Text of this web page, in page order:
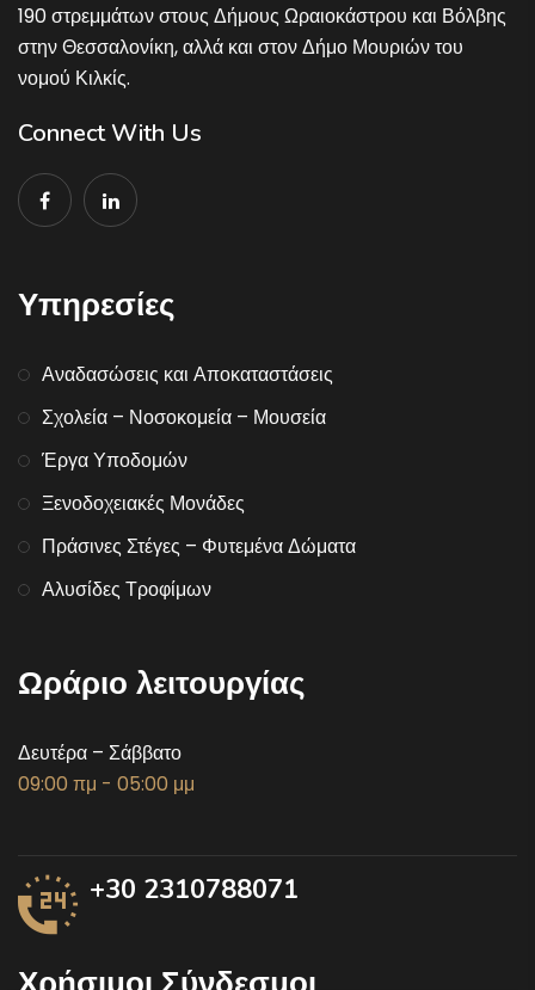
190 στρεμμάτων στους Δήμους Ωραιοκάστρου και Βόλβης
στην Θεσσαλονίκη, αλλά και στον Δήμο Μουριών του
νομού Κιλκίς.
Connect With Us
Υπηρεσίες
Αναδασώσεις και Αποκαταστάσεις
Σχολεία – Νοσοκομεία – Μουσεία
Έργα Υποδομών
Ξενοδοχειακές Μονάδες
Πράσινες Στέγες – Φυτεμένα Δώματα
Αλυσίδες Τροφίμων
Ωράριο λειτουργίας
Δευτέρα – Σάββατο
09:00 πμ - 05:00 μμ
+30 2310788071